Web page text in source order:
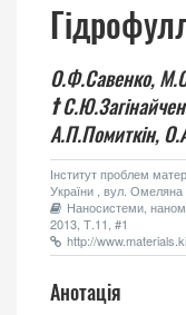
О.Ф.Савенко,
†
А.П.Помиткін,
Інститут проблем
України , вул. Омеляна
Наносистеми,
2013, Т.11, #1
http://
Анотація